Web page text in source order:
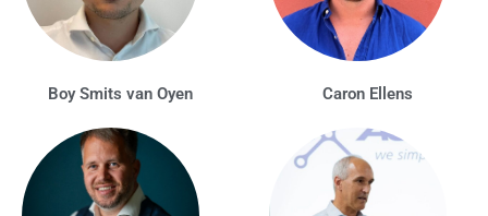
Boy Smits van Oyen Caron Ellens